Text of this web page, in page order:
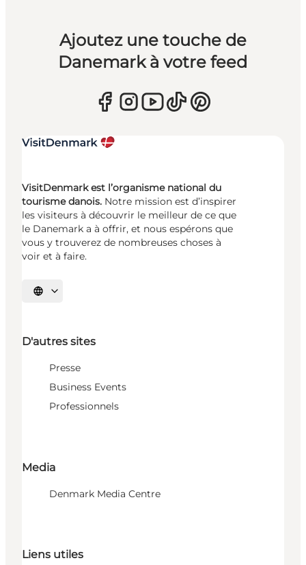
Ajoutez une touche de
Danemark à votre feed
VisitDenmark est l’organisme national du
tourisme danois. Notre mission est d’inspirer
les visiteurs à découvrir le meilleur de ce que
le Danemark a à offrir, et nous espérons que
vous y trouverez de nombreuses choses à
voir et à faire.
Choisissez la langue
D'autres sites
Presse
Business Events
Professionnels
Media
Denmark Media Centre
Liens utiles